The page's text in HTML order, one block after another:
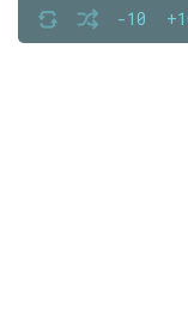
-10
07_Igra v